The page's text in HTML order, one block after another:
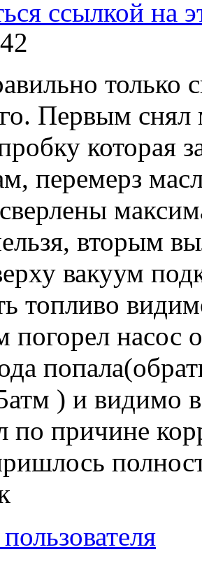
только
Первым
которая
перемерз
вторым
вакуум
топливо
погорел насос
) и видимо
по причине